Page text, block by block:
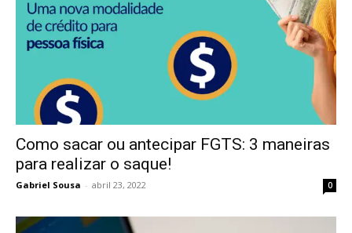
Como sacar ou antecipar FGTS: 3 maneiras
para realizar o saque!
Gabriel Sousa - abril 23, 2022 0